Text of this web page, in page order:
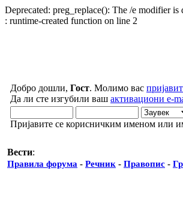
Deprecated: preg_replace(): The /e modifier
: runtime-created function on line 2
Добро дошли, Гост. Молимо вас
Да ли сте изгубили ваш активациони e-
Пријавите се корисничким именом или
Вести:
Правила форума - Речник - Правопис -